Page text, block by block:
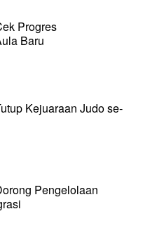
Progres
Baru
Kejuaraan Judo se-
Pengelolaan